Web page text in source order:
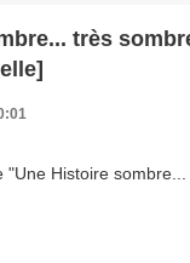
très